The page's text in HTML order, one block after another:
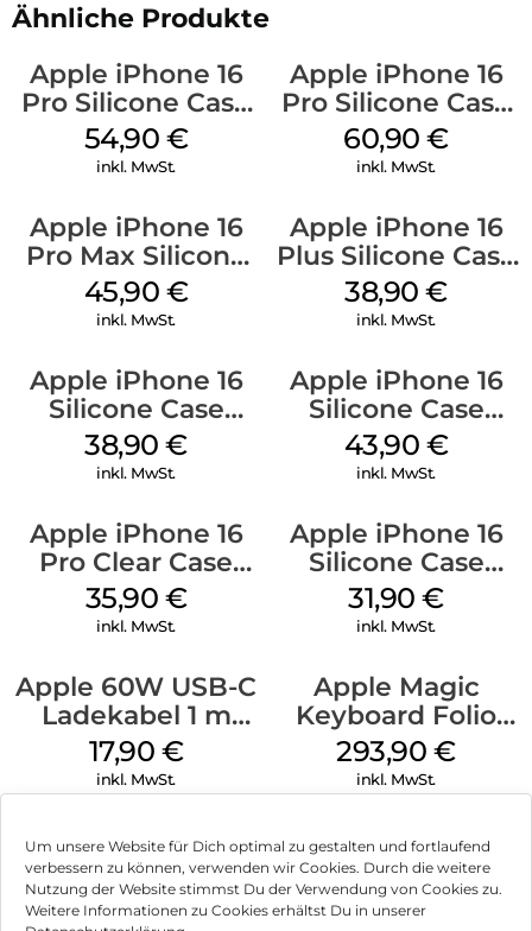
Um unsere Website für Dich optimal zu gestalten und fortlaufend
verbessern zu können, verwenden wir Cookies. Durch die weitere
Nutzung der Website stimmst Du der Verwendung von Cookies zu.
Weitere Informationen zu Cookies erhältst Du in unserer
Ähnliche Produkte
Apple iPhone 16
Pro Silicone Case
MagSafe Black
54,90 €
inkl. MwSt.
Apple iPhone 16
Pro Silicone Case
MagSafe Stone
Gray
60,90€
inkl. MwSt.
Apple iPhone 16
Pro Max Silicone
Case MagSafe
Ultramarine
45,90 €
inkl. MwSt.
Apple iPhone 16
Plus Silicone Case
MagSafe Denim
38,90€
inkl. MwSt.
Apple iPhone 16
Silicone Case
MagSafe
Ultramarine
38,90€
inkl. MwSt.
Apple iPhone 16
Silicone Case
MagSafe Plum
43,90 €
inkl. MwSt.
Apple iPhone 16
Pro Clear Case
MagSafe
Transparent
35,90 €
inkl. MwSt.
Apple iPhone 16
Silicone Case
MagSafe Fuchsia
31,90€
inkl. MwSt.
Apple 60W USB-C
Ladekabel 1 m
Weiß
17,90 €
inkl. MwSt.
Apple Magic
Keyboard Folio
iPad 10.9″ (10.Gen.)
Weiß
293,90€
inkl. MwSt.
Impressum